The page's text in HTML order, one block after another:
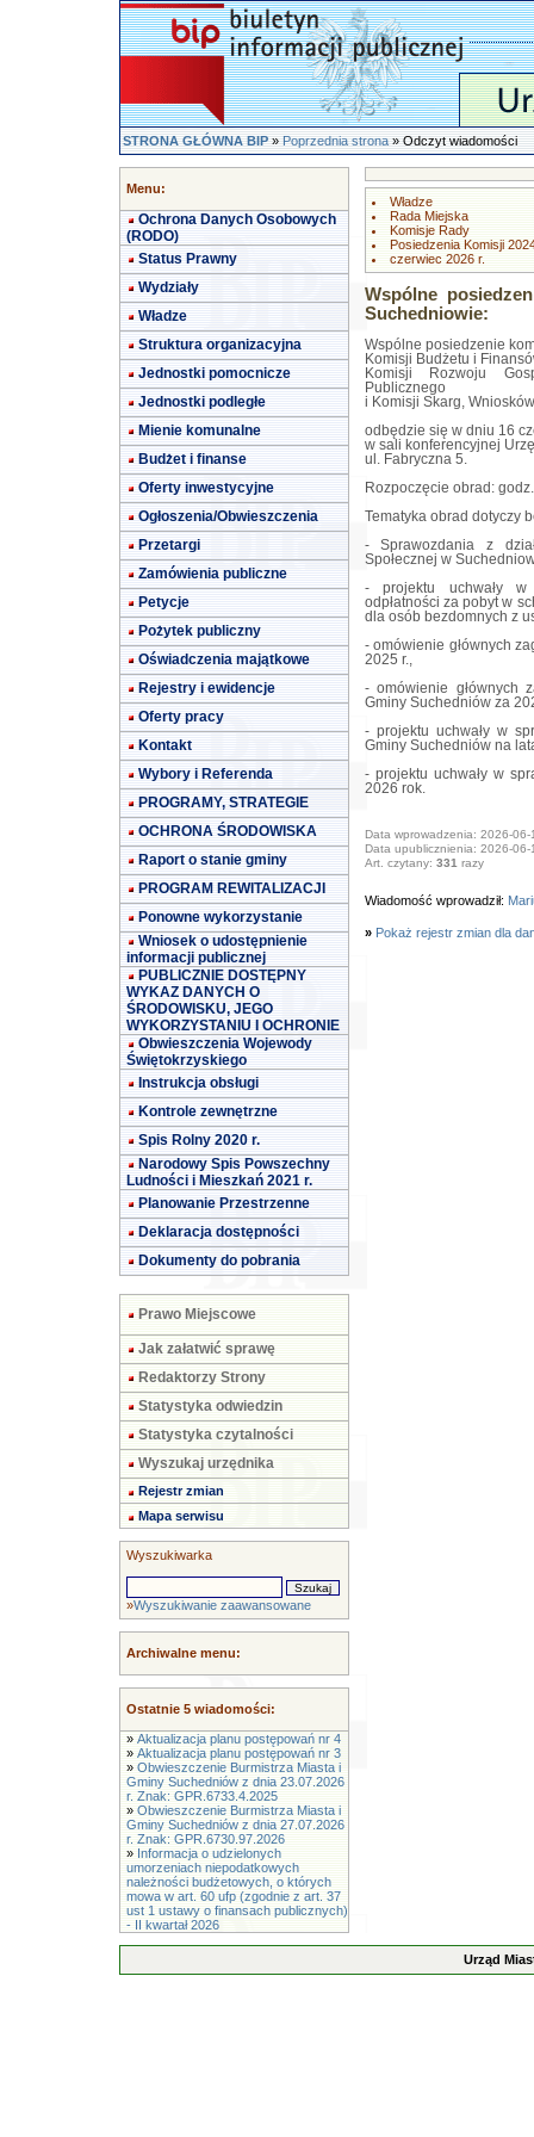
STRONA GŁÓWNA BIP»Poprzednia strona» Odczyt wiadomości
Menu:
Ochrona Danych Osobowych
(RODO)
Status Prawny
Wydziały
Władze
Struktura organizacyjna
Jednostki pomocnicze
Jednostki podległe
Mienie komunalne
Budżet i finanse
Oferty inwestycyjne
Ogłoszenia/Obwieszczenia
Przetargi
Zamówienia publiczne
Petycje
Pożytek publiczny
Oświadczenia majątkowe
Rejestry i ewidencje
Oferty pracy
Kontakt
Wybory i Referenda
PROGRAMY, STRATEGIE
OCHRONA ŚRODOWISKA
Raport o stanie gminy
PROGRAM REWITALIZACJI
Ponowne wykorzystanie
Wniosek o udostępnienie
informacji publicznej
PUBLICZNIE DOSTĘPNY
WYKAZ DANYCH O
ŚRODOWISKU, JEGO
WYKORZYSTANIU I OCHRONIE
Obwieszczenia Wojewody
Świętokrzyskiego
Instrukcja obsługi
Kontrole zewnętrzne
Spis Rolny 2020 r.
Narodowy Spis Powszechny
Ludności i Mieszkań 2021 r.
Planowanie Przestrzenne
Deklaracja dostępności
Dokumenty do pobrania
Prawo Miejscowe
Jak załatwić sprawę
Redaktorzy Strony
Statystyka odwiedzin
Statystyka czytalności
Wyszukaj urzędnika
Rejestr zmian
Mapa serwisu
Wyszukiwarka
»Wyszukiwanie zaawansowane
Archiwalne menu:
Ostatnie 5 wiadomości:
» Aktualizacja planu postępowań nr 4
» Aktualizacja planu postępowań nr 3
» Obwieszczenie Burmistrza Miasta i
Gminy Suchedniów z dnia 23.07.2026
r. Znak: GPR.6733.4.2025
» Obwieszczenie Burmistrza Miasta i
Gminy Suchedniów z dnia 27.07.2026
r. Znak: GPR.6730.97.2026
» Informacja o udzielonych
umorzeniach niepodatkowych
należności budżetowych, o których
mowa w art. 60 ufp (zgodnie z art. 37
ust 1 ustawy o finansach publicznych)
- II kwartał 2026
Władze
Rada Miejska
Komisje Rady
Posiedzenia Komisji
czerwiec 2026 r.
Wspólne
Suchedniowie:
Wspólne posiedzenie
Komisji Budżetu i
Komisji Rozwoju
Publicznego
i Komisji Skarg,
odbędzie się w dniu 16
w sali konferencyjnej
ul. Fabryczna 5.
Rozpoczęcie obrad:
Tematyka obrad dotyczy
- Sprawozdania z
Społecznej w
- projektu uchwały w
odpłatności za pobyt w
dla osób bezdomnych z
- omówienie głównych
2025 r.,
- omówienie głównych
Gminy Suchedniów za
- projektu uchwały w
Gminy Suchedniów na
- projektu uchwały w
2026 rok.
Data wprowadzenia: 2026-06-
Data upublicznienia: 2026-06-
Art. czytany: 331razy
Wiadomość wprowadził:
» Pokaż rejestr zmian dla
Urząd